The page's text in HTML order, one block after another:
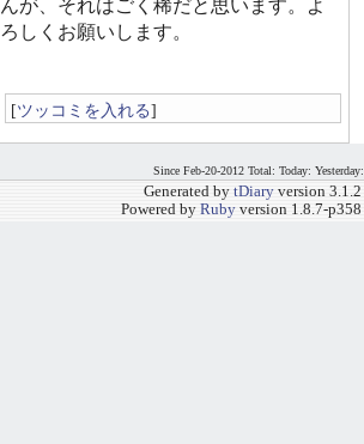
んが、それはごく稀だと思います。よ
ろしくお願いします。
[ツッコミを入れる]
Since Feb-20-2012 Total: Today: Yesterday:
Generated by tDiary version 3.1.2
Powered by Ruby version 1.8.7-p358